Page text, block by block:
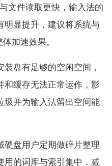
文件读取更快，输入法的
明显提升，建议将系统与
加速效果。
装盘有足够的空闲空间，
和缓存无法正常运作，影
圾并为输入法留出空间能
硬盘用户定期做碎片整理
用的词库与索引集中，减